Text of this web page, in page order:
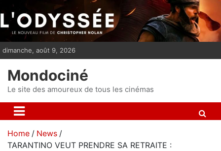
i
p
t
n
dimanche, août 9, 2026
Mondociné
Le site des amoureux de tous les cinémas
Home
News
TARANTINO VEUT PRENDRE SA RETRAITE :